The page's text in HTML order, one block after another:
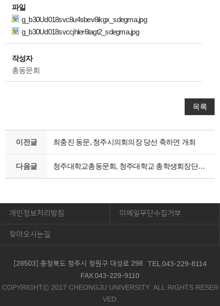
파일
g_b30Ud018svc8u4sbev8ikgx_sdegma.jpg
g_b30Ud018svccjhler6tagt2_sdegma.jpg
작성자
총동문회
목록
이전글 최충진 동문, 청주시의회의장 당선 축하연 개최
다음글 청주대학교총동문회, 청주대학교 총학생회장단과 간담회 개최
개인정보처리방침 이메일무단수집거부
찾아오시는길
[28503] 충청북도 청주시 청원구 대성로 298
TEL.043-229-8114
FAX.043-229-9110
COPYRIGHTⓒ 2017 CHEONGJU UNIVERSITY. ALL RIGHTS RESER
VED.